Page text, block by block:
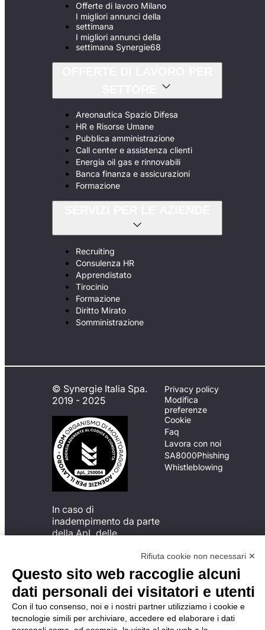
Offerte di lavoro Milano
I migliori annunci della
settimana
I migliori annunci della
settimana Synergie68
Areonautica Spazio Difesa
HR e Risorse Umane
Pubblica amministrazione
Call center e assistenza clienti
Energia oil gas e rinnovabili
Banca finanza e assicurazioni
Formazione
Recruiting
Consulenza HR
Apprendistato
Tirocinio
Formazione
Diritto Mirato
Somministrazione
© Synergie Italia Spa.
2019 - 2025
In caso di
inadempimento da parte
della ApL delle
del Codice di Condotta, è
possibile presentare un
reclamo
all’Organismo di
Monitoraggio utilizzando
una delle modalità
descritte al seguente
Privacy policy
Modifica
preferenze
Cookie
Faq
Lavora con noi
SA8000Phishing
Whistleblowing
Rifiuta cookie non necessari ✕
Questo sito web raccoglie alcuni
dati personali dei visitatori e utenti
Con il tuo consenso, noi e i nostri partner utilizziamo i cookie e
tecnologie simili per archiviare, accedere ed elaborare i dati